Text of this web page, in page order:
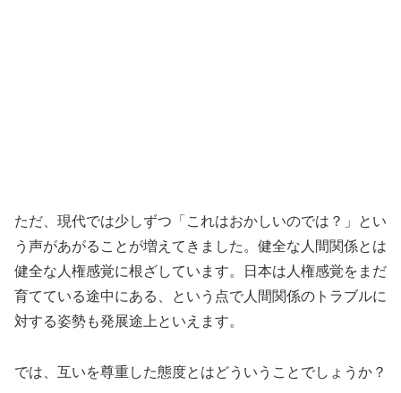
ただ、現代では少しずつ「これはおかしいのでは？」とい
う声があがることが増えてきました。健全な人間関係とは
健全な人権感覚に根ざしています。日本は人権感覚をまだ
育てている途中にある、という点で人間関係のトラブルに
対する姿勢も発展途上といえます。
では、互いを尊重した態度とはどういうことでしょうか？